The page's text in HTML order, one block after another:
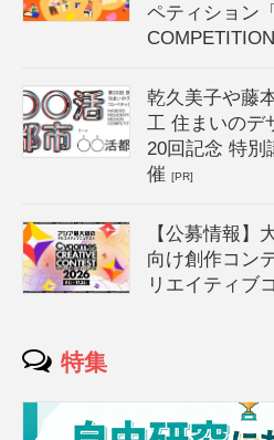
ペティション
乾久美子や藤
工 住まいのデ
20回記念 特別
催[PR]
【公募情報】
向け創作コン
リエイティブ
特集